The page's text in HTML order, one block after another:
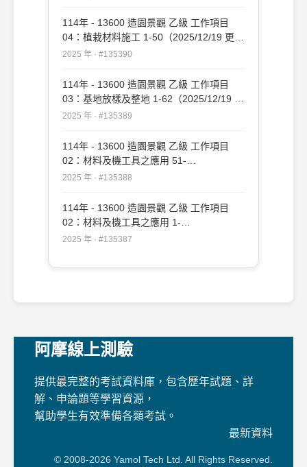
114年 - 13600 造園景觀 乙級 工作項目
04：植栽材料施工 1-50（2025/12/19 更
新）#135390
2025 年 · #135390
114年 - 13600 造園景觀 乙級 工作項目
03：基地放樣及整地 1-62（2025/12/19 更
新）#135389
2025 年 · #135389
114年 - 13600 造園景觀 乙級 工作項目
02：材料及機工具之應用 51-
109（2025/12/19 更新）#135388
2025 年 · #135388
114年 - 13600 造園景觀 乙級 工作項目
02：材料及機工具之應用 1-
50（2025/12/19 更新）#135387
2025 年 · #135387
阿摩線上測驗
提供最完整的考試資料庫，包含歷年試題、詳
解、申論題等學習資源，
幫助學生有效準備各類考試。
最新資料
© 2008-2026 Yamol Tech Ltd. All Rights Reserved.